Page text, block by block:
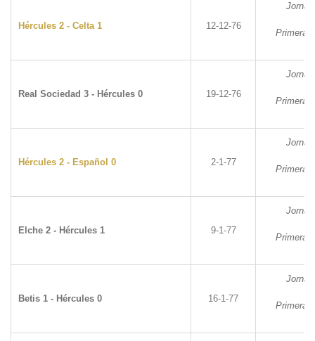
Hércules 2 - Celta 1 12-12-76
Primera
Real Sociedad 3 - Hércules 0 19-12-76
Primera
Hércules 2 - Español 0 2-1-77
Primera
Elche 2 - Hércules 1 9-1-77
Primera
Betis 1 - Hércules 0 16-1-77
Primera